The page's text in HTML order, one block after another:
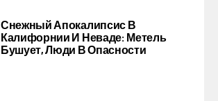
Снежный Апокалипсис В
Калифорнии И Неваде: Метель
Бушует, Люди В Опасности